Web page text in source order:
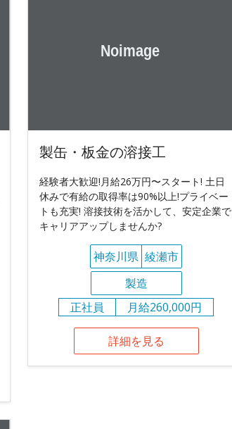
製缶・板金の溶接工
経験者大歓迎!月給26万円〜スタート! 土日
休みで有給の取得率は90%以上!プライベー
トも充実! 溶接技術を活かして、安定企業で
キャリアアップしませんか?
神奈川県 綾瀬市
製造
正社員
月給260,000円
詳細を見る